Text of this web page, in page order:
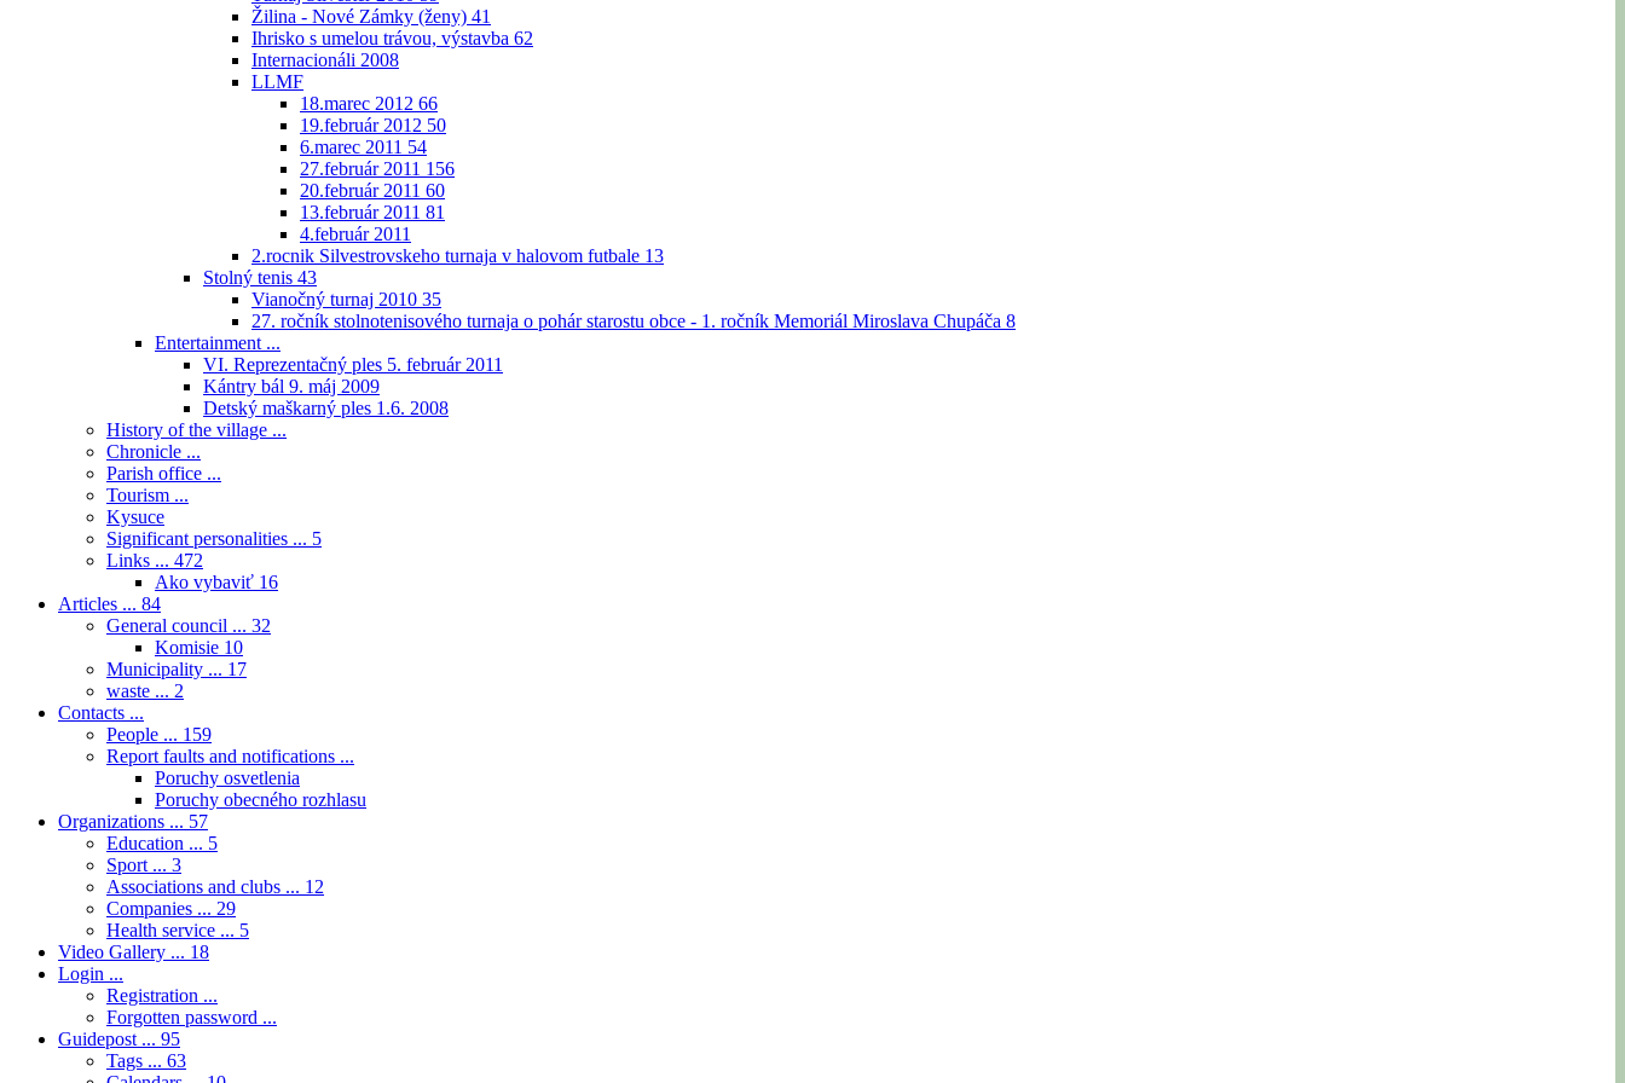
Žilina - Nové Zámky (ženy) 41
Ihrisko s umelou trávou, výstavba 62
Internacionáli 2008
LLMF
18.marec 2012 66
19.február 2012 50
6.marec 2011 54
27.február 2011 156
20.február 2011 60
13.február 2011 81
4.február 2011
2.rocnik Silvestrovskeho turnaja v halovom futbale 13
Stolný tenis 43
Vianočný turnaj 2010 35
27. ročník stolnotenisového turnaja o pohár starostu obce - 1. ročník Memoriál Miroslava Chupáča 8
Entertainment ...
VI. Reprezentačný ples 5. február 2011
Kántry bál 9. máj 2009
Detský maškarný ples 1.6. 2008
History of the village ...
Chronicle ...
Parish office ...
Tourism ...
Kysuce
Significant personalities ... 5
Links ... 472
Ako vybaviť 16
Articles ... 84
General council ... 32
Komisie 10
Municipality ... 17
waste ... 2
Contacts ...
People ... 159
Report faults and notifications ...
Poruchy osvetlenia
Poruchy obecného rozhlasu
Organizations ... 57
Education ... 5
Sport ... 3
Associations and clubs ... 12
Companies ... 29
Health service ... 5
Video Gallery ... 18
Login ...
Registration ...
Forgotten password ...
Guidepost ... 95
Tags ... 63